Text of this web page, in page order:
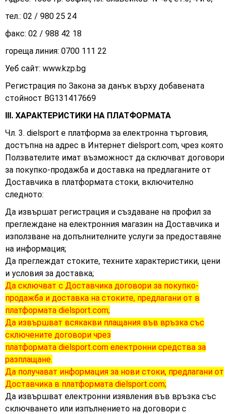
тел.: 02 / 980 25 24
факс: 02 / 988 42 18
гореща линия: 0700 111 22
Уеб сайт: www.kzp.bg
Регистрация по Закона за данък върху добавената
стойност BG131417669
III. ХАРАКТЕРИСТИКИ НА ПЛАТФОРМАТА
Чл. 3. dielsport e платформа за електронна търговия,
достъпна на адрес в Интернет dielsport.com, чрез която
Ползвателите имат възможност да сключват договори
за покупко-продажба и доставка на предлаганите от
Доставчика в платформата стоки, включително
следното:
Да извършат регистрация и създаване на профил за
преглеждане на електронния магазин на Доставчика и
използване на допълнителните услуги за предоставяне
на информация;
Да преглеждат стоките, техните характеристики, цени
и условия за доставка;
Да сключват с Доставчика договори за покупко-
продажба и доставка на стоките, предлагани от в
платформата dielsport.com;
Да извършват всякакви плащания във връзка със
сключените договори чрез
платформата dielsport.com електронни средства за
разплащане.
Да получават информация за нови стоки, предлагани от
Доставчика в платформата dielsport.com;
Да извършват електронни изявления във връзка със
сключването или изпълнението на договори с